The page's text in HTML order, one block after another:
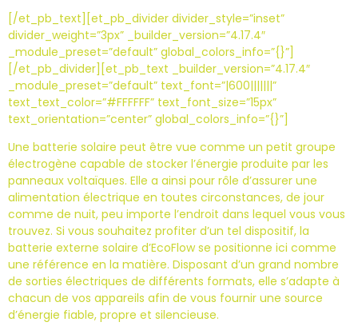
[/et_pb_text][et_pb_divider divider_style=”inset”
divider_weight=”3px” _builder_version=”4.17.4″
_module_preset=”default” global_colors_info=”{}”]
[/et_pb_divider][et_pb_text _builder_version=”4.17.4″
_module_preset=”default” text_font=”|600|||||||”
text_text_color=”#FFFFFF” text_font_size=”15px”
text_orientation=”center” global_colors_info=”{}”]
Une batterie solaire peut être vue comme un petit groupe
électrogène capable de stocker l’énergie produite par les
panneaux voltaïques. Elle a ainsi pour rôle d’assurer une
alimentation électrique en toutes circonstances, de jour
comme de nuit, peu importe l’endroit dans lequel vous vous
trouvez. Si vous souhaitez profiter d’un tel dispositif, la
batterie externe solaire d’EcoFlow se positionne ici comme
une référence en la matière. Disposant d’un grand nombre
de sorties électriques de différents formats, elle s’adapte à
chacun de vos appareils afin de vous fournir une source
d’énergie fiable, propre et silencieuse.